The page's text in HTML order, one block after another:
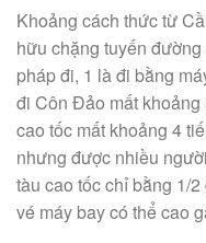
Khoảng cách thứctừ
hữu chặng tuyến đường
phápđi, 1 là đi bằng
đi Côn Đảo mất khoảng
cao tốc mất khoảng 4
nhưng được nhiều
tàu cao tốc chỉ bằng 1/
vé máy baycó thể cao